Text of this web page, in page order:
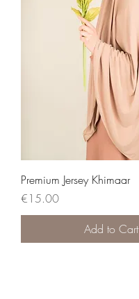
Premium Jersey Khimaar
Price
€15.00
Add to Cart